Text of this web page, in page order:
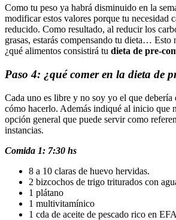
Como tu peso ya habrá disminuido en la
modificar estos valores porque tu necesidad
reducido. Como resultado, al reducir los
grasas, estarás compensando tu dieta… Esto
¿qué alimentos consistirá tu dieta de pre-
Paso 4: ¿qué comer en la dieta de
Cada uno es libre y no soy yo el que debería
cómo hacerlo. Además indiqué al inicio que
opción general que puede servir como
instancias.
Comida 1: 7:30 hs
8 a 10 claras de huevo hervidas.
2 bizcochos de trigo triturados con
1 plátano
1 multivitamínico
1 cda de aceite de pescado rico en EFA